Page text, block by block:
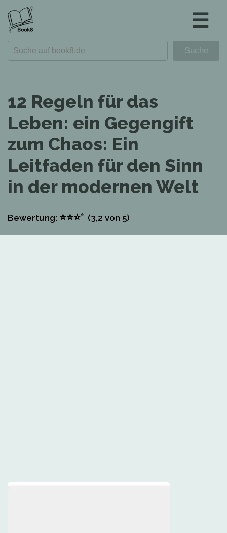
☰
12 Regeln für das
Leben: ein Gegengift
zum Chaos: Ein
Leitfaden für den Sinn
in der modernen Welt
Bewertung: ⭐⭐⭐⭐ (3,2 von 5)